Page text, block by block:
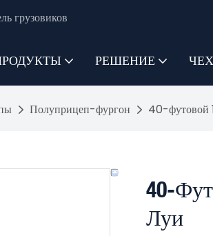
грузовиков
РЕШЕНИЕ
Полуприцеп-фургон 40-футовой
40-
Луи